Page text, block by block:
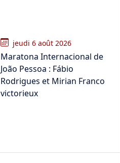
jeudi 6 août 2026
Maratona Internacional de
João Pessoa : Fábio
Rodrigues et Mirian Franco
victorieux